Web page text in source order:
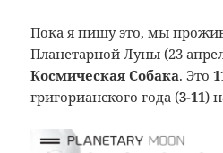
Пока я пишу это, мы
Планетарной Луны (23
Космическая Собака. Это
григорианского года (3-11)